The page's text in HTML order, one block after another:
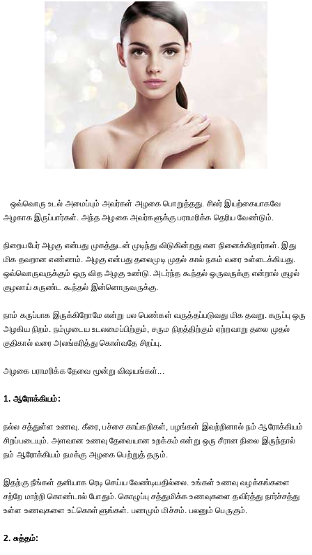
ஒவ்வொரு உடல் அமைப்பும் அவர்கள் அழகை பொறுத்தது. சிலர் இயற்கையாகவே
அழகாக இருப்பார்கள். அந்த அழகை அவர்களுக்கு பராமரிக்க தெரிய வேண்டும்.
நிறையபேர் அழகு என்பது முகத்துடன் முடிந்து விடுகின்றது என நினைக்கிறார்கள். இது
மிக தவறான எண்ணம். அழகு என்பது தலைமுடி முதல் கால் நகம் வரை உள்ளடக்கியது.
ஒவ்வொருவருக்கும் ஒரு வித அழகு உண்டு. அடர்ந்த கூந்தல் ஒருவருக்கு என்றால் குழல்
குழலாய் சுருண்ட கூந்தல் இன்னொருவருக்கு.
நாம் கருப்பாக இருக்கிறோமே என்று பல பெண்கள் வருத்தப்படுவது மிக தவறு. கருப்பு ஒரு
அழகிய நிறம். நம்முடைய உடலமைப்பிற்கும், சரும நிறத்திற்கும் ஏற்றவாறு தலை முதல்
குதிகால் வரை அலங்கரித்து கொள்வதே சிறப்பு.
அழகை பராமரிக்க தேவை மூன்று விஷயங்கள்...
1. ஆரோக்கியம்:
நல்ல சத்துள்ள உணவு. கீரை, பச்சை காய்கறிகள், பழங்கள் இவற்றினால் நம் ஆரோக்கியம்
சிறப்படையும். அளவான உணவு தேவையான உறக்கம் என்று ஒரு சீரான நிலை இருந்தால்
நம் ஆரோக்கியம் நமக்கு அழகை பெற்றுத் தரும்.
இதற்கு நீங்கள் தனியாக ரெடி செய்ய வேண்டியதில்லை. உங்கள் உணவு வழக்கங்களை
சற்றே மாற்றி கொண்டால் போதும். கொழுப்பு சத்துமிக்க உணவுகளை தவிர்த்து நார்ச்சத்து
உள்ள உணவுகளை உட்கொள்ளுங்கள். பணமும் மிச்சம். பலனும் பெருகும்.
2. சுத்தம்: